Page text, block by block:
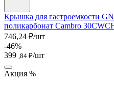
Крышка для гастроемкости
поликарбонат Cambro
746,24 ₽/шт
-46%
399 ,84 ₽/шт
Акция %